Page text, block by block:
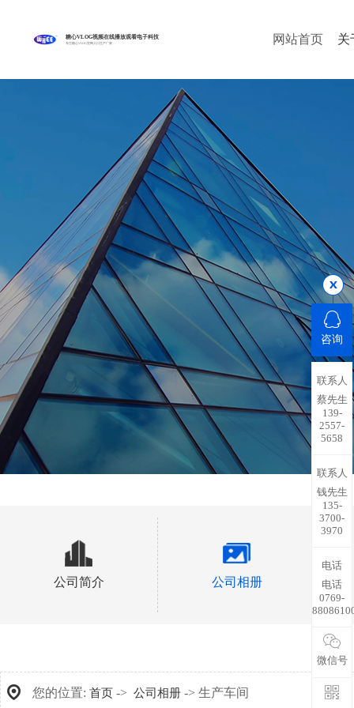
糖心VLOG视频在线播放观看电子科技
专注糖心VLOG官网入口生产厂家 网站首页 关
公司简介 公司相册
您的位置: 首页 -> 公司相册 -> 生产车间
咨询
联系人
蔡先生
139-
2557-
5658
联系人
钱先生
135-
3700-
3970
电话
电话
0769-
微信号